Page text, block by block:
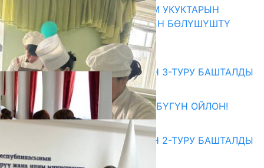
КЫРГЫЗ ЭКСПЕРТТЕРИ АДАМ УКУКТАРЫН
ОКУТУУ ТАЖРЫЙБАСЫ МЕНЕН БӨЛҮШҮШТҮ
06.08.2026
Абитуриент
ЖОЖДОРГО КАБЫЛ АЛУУНУН 3-ТУРУ БАШТАЛДЫ
27.07.2026
ӨЗҮҢДҮН КЕЛЕЧЕГИҢ ҮЧҮН БҮГҮН ОЙЛОН!
20.07.2026
ЖОЖДОРГО КАБЫЛ АЛУУНУН 2-ТУРУ БАШТАЛДЫ
20.07.2026